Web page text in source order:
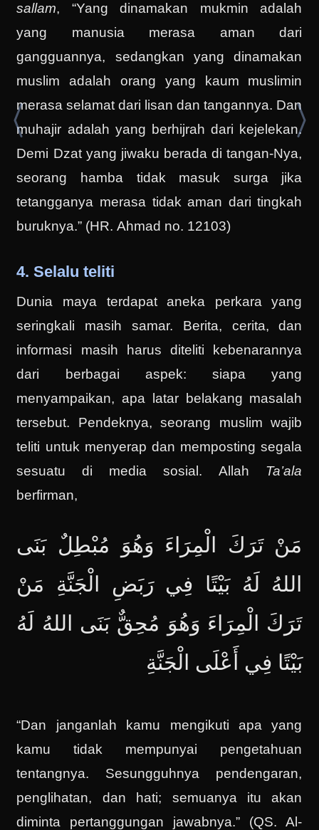
sallam, “Yang dinamakan mukmin adalah
yang manusia merasa aman dari
gangguannya, sedangkan yang dinamakan
muslim adalah orang yang kaum muslimin
merasa selamat dari lisan dan tangannya. Dan
muhajir adalah yang berhijrah dari kejelekan.
Demi Dzat yang jiwaku berada di tangan-Nya,
seorang hamba tidak masuk surga jika
tetangganya merasa tidak aman dari tingkah
buruknya.” (HR. Ahmad no. 12103)
4. Selalu teliti
Dunia maya terdapat aneka perkara yang
seringkali masih samar. Berita, cerita, dan
informasi masih harus diteliti kebenarannya
dari berbagai aspek: siapa yang
menyampaikan, apa latar belakang masalah
tersebut. Pendeknya, seorang muslim wajib
teliti untuk menyerap dan memposting segala
sesuatu di media sosial. Allah Ta’ala
berfirman,
مَنْ تَرَكَ الْمِرَاءَ وَهُوَ مُبْطِلٌ بَنَى
اللهُ لَهُ بَيْتًا فِي رَبَضِ الْجَنَّةِ مَنْ
تَرَكَ الْمِرَاءَ وَهُوَ مُحِقٌّ بَنَى اللهُ لَهُ
بَيْتًا فِي أَعْلَى الْجَنَّةِ
“Dan janganlah kamu mengikuti apa yang
kamu tidak mempunyai pengetahuan
tentangnya. Sesungguhnya pendengaran,
penglihatan, dan hati; semuanya itu akan
diminta pertanggungan jawabnya.” (QS. Al-